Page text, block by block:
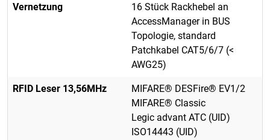
Vernetzung
16 Stück Rackhebel an
AccessManager in BUS
Topologie, standard
Patchkabel CAT5/6/7 (<
AWG25)
RFID Leser 13,56MHz
MIFARE® DESFire® EV1/2
MIFARE® Classic
Legic advant ATC (UID)
ISO14443 (UID)